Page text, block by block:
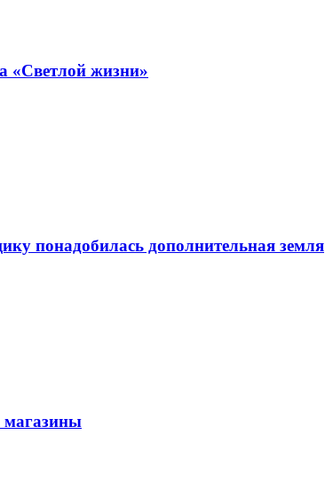
«Светлой жизни»
понадобилась дополнительная земля
магазины